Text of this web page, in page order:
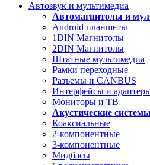
Автозвук и мультимедиа
Автомагнитолы и
Android планшеты
1DIN Магнитолы
2DIN Магнитолы
Штатные мультимедиа
Рамки переходные
Разъемы и CANBUS
Интерфейсы и
Мониторы и ТВ
Акустические системы
Коаксиальные
2-компонентные
3-компонентные
Мидбасы